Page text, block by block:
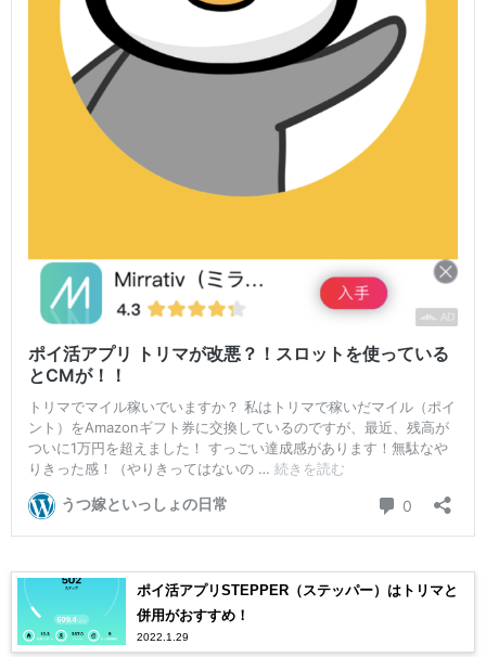
ポイ活アプリSTEPPER（ステッパー）はトリマと
併用がおすすめ！
2022.1.29